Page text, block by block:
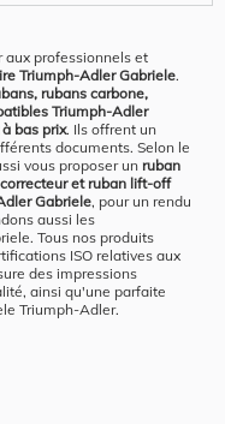
aux professionnels et
Triumph-Adler Gabriele.
rubans carbone,
Triumph-Adler
bas prix. Ils offrent un
documents. Selon le
vous proposer un ruban
et ruban lift-off
Gabriele, pour un rendu
aussi les
Tous nos produits
ISO relatives aux
des impressions
ainsi qu'une parfaite
Triumph-Adler.